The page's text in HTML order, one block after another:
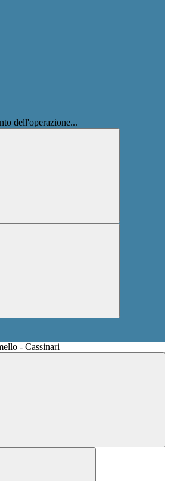
dell'operazione...